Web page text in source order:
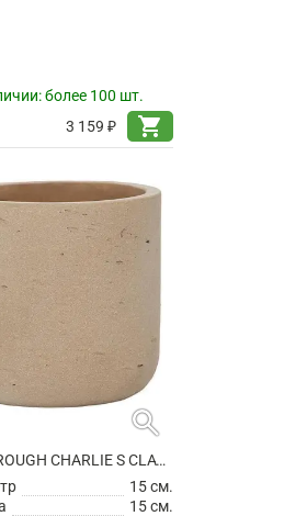
более 100 шт.
3 159 ₽
shopping_cart
search
КАШПО ROUGH CHARLIE S CLAY WASHED
15 см.
15 см.